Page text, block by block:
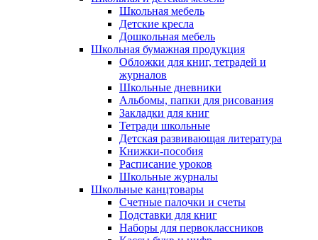
Школьная мебель
Детские кресла
Дошкольная мебель
Школьная бумажная продукция
Обложки для книг, тетрадей и
журналов
Школьные дневники
Альбомы, папки для рисования
Закладки для книг
Тетради школьные
Детская развивающая литература
Книжки-пособия
Расписание уроков
Школьные журналы
Школьные канцтовары
Счетные палочки и счеты
Подставки для книг
Наборы для первоклассников